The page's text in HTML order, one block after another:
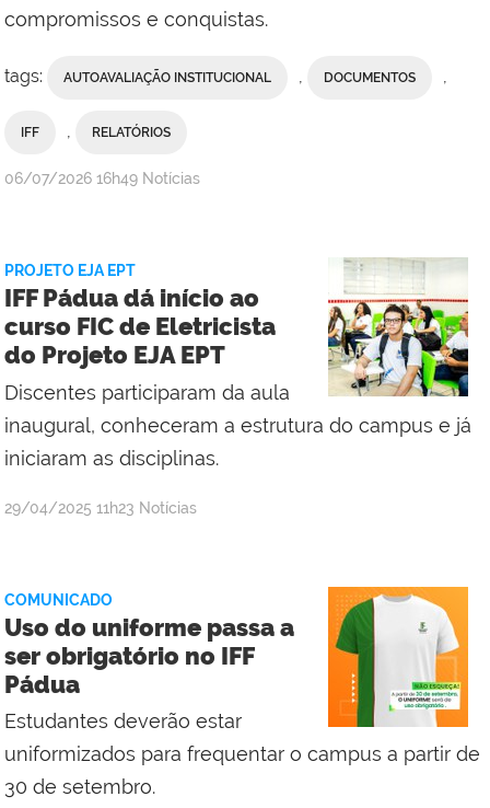
compromissos e conquistas.
tags: AUTOAVALIAÇÃO INSTITUCIONAL , DOCUMENTOS ,
IFF , RELATÓRIOS
por
Social
do
Campus
publicado
06/07/2026 16h49 Notícias
PROJETO EJA EPT
IFF Pádua dá início ao
curso FIC de Eletricista
do Projeto EJA EPT
Discentes participaram da aula
inaugural, conheceram a estrutura do campus e já
iniciaram as disciplinas.
por
Ferreira
publicado
29/04/2025 11h23 Notícias
COMUNICADO
Uso do uniforme passa a
ser obrigatório no IFF
Pádua
Estudantes deverão estar
uniformizados para frequentar o campus a partir de
30 de setembro.